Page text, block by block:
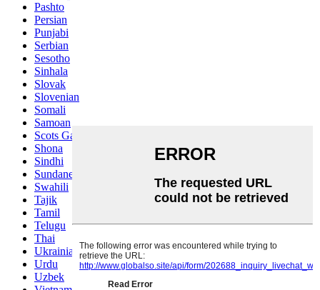
Pashto
Persian
Punjabi
Serbian
Sesotho
Sinhala
Slovak
Slovenian
Somali
Samoan
Scots Gaelic
Shona
Sindhi
Sundanese
Swahili
Tajik
Tamil
Telugu
Thai
Ukrainian
Urdu
Uzbek